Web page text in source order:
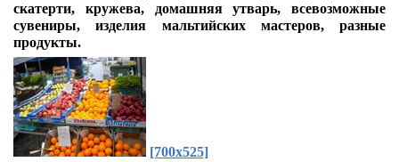
скатерти, кружева, домашняя утварь, всевозможные
сувениры, изделия мальтийских мастеров, разные
продукты.
[700x525]